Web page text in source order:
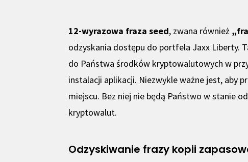
12-wyrazowa fraza seed, zwana również
odzyskania dostępu do portfela Jaxx Liberty.
do Państwa środków kryptowalutowych w
instalacji aplikacji. Niezwykle ważne jest, aby
miejscu. Bez niej nie będą Państwo w stanie
kryptowalut.
Odzyskiwanie frazy kopii